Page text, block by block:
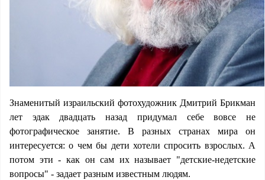
Знаменитый израильский фотохудожник Дмитрий Брикман
лет эдак двадцать назад придумал себе вовсе не
фотографическое занятие. В разных странах мира он
интересуется: о чем бы дети хотели спросить взрослых. А
потом эти - как он сам их называет "детские-недетские
вопросы" - задает разным известным людям.